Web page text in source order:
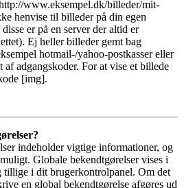
www.eksempel.dk/billeder/mit-
henvise til billeder på din egen
er på en server der altid er
Ej heller billeder gemt bag
hotmail-/yahoo-postkasser eller
af adgangskoder. For at vise et billede
[img].
indeholder vigtige informationer, og
Globale bekendtgørelser vises i
tillige i dit brugerkontrolpanel. Om det
en global bekendtgørelse afgøres ud